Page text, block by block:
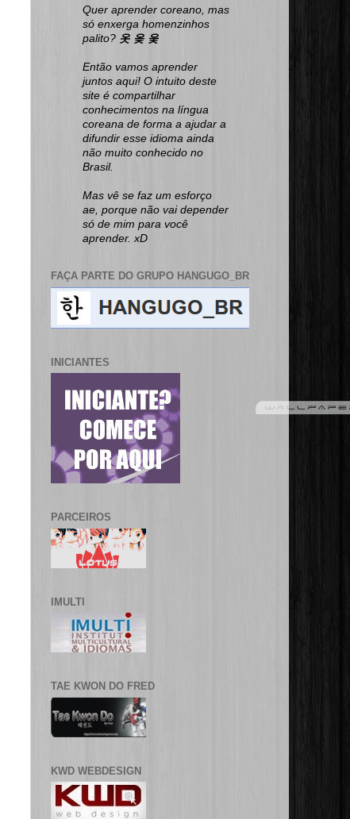
Quer aprender coreano, mas
só enxerga homenzinhos
palito? 옷 옺 웆
Então vamos aprender
juntos aqui! O intuito deste
site é compartilhar
conhecimentos na língua
coreana de forma a ajudar a
difundir esse idioma ainda
não muito conhecido no
Brasil.
Mas vê se faz um esforço
ae, porque não vai depender
só de mim para você
aprender. xD
FAÇA PARTE DO GRUPO HANGUGO_BR
INICIANTES
PARCEIROS
IMULTI
TAE KWON DO FRED
KWD WEBDESIGN